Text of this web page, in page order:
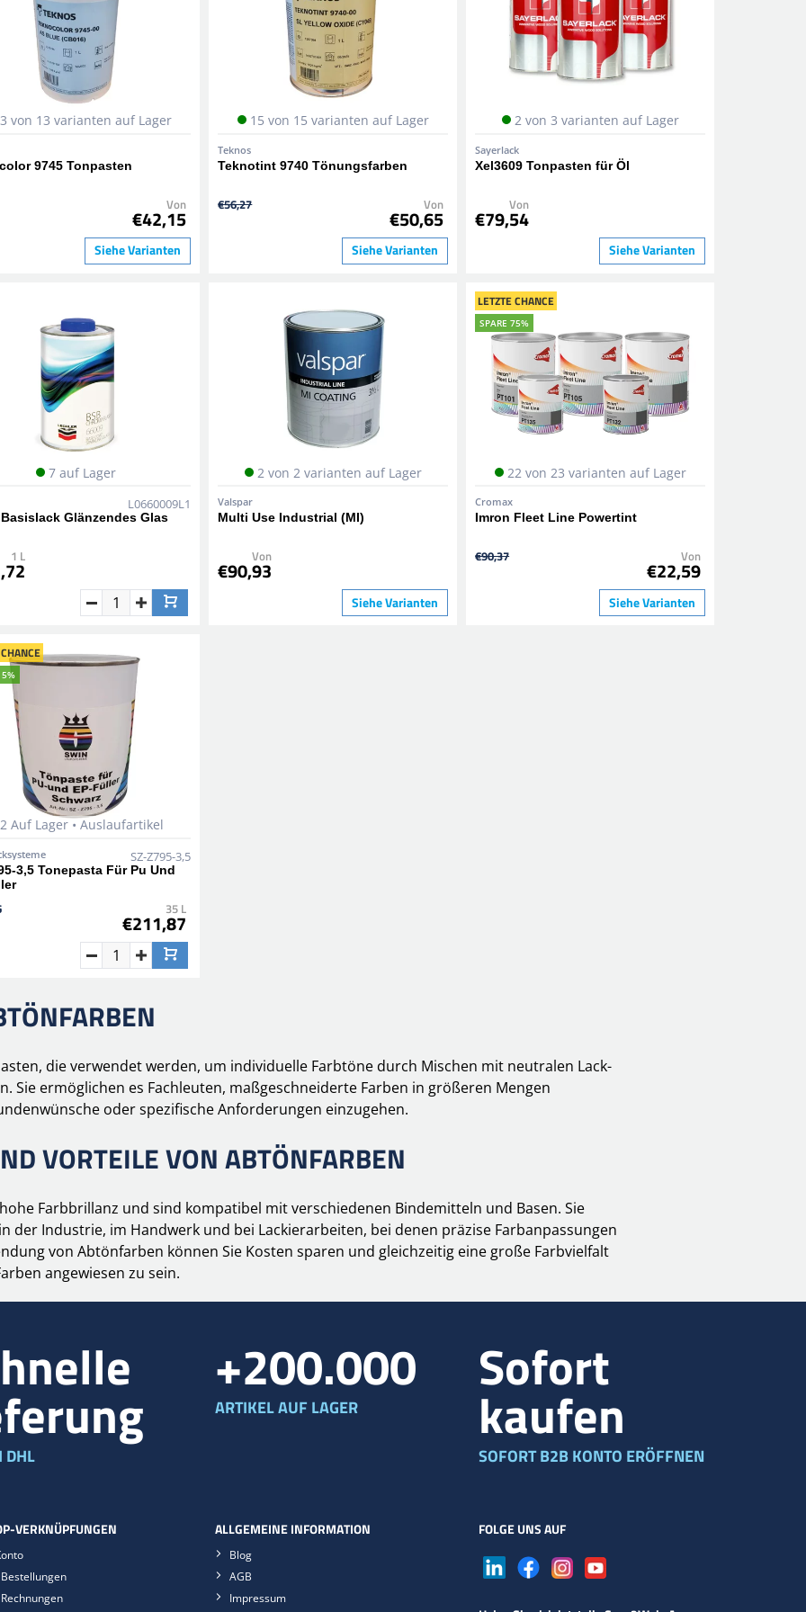
von 13 varianten auf Lager
9745 Tonpasten
Von
€42,15
Siehe Varianten
15 von 15 varianten auf Lager
Teknos
Teknotint 9740 Tönungsfarben
€56,27 Von
€50,65
Siehe Varianten
2 von 3 varianten auf Lager
Sayerlack
Xel3609 Tonpasten für Öl
Von
€79,54
Siehe Varianten
7 auf Lager
L0660009L1
Glänzendes Glas
1 L
2 von 2 varianten auf Lager
Valspar
Multi Use Industrial (MI)
Von
€90,93
Siehe Varianten
LETZTE CHANCE
SPARE 75%
22 von 23 varianten auf Lager
Cromax
Imron Fleet Line Powertint
€90,37 Von
€22,59
Siehe Varianten
2 Auf Lager • Auslaufartikel
SZ-Z795-3,5
3,5 Tonepasta Für Pu Und
35 L
€211,87
die verwendet werden, um individuelle Farbtöne durch Mischen mit neutralen Lack-
Sie ermöglichen es Fachleuten, maßgeschneiderte Farben in größeren Mengen
oder spezifische Anforderungen einzugehen.
VORTEILE VON ABTÖNFARBEN
Farbbrillanz und sind kompatibel mit verschiedenen Bindemitteln und Basen. Sie
der Industrie, im Handwerk und bei Lackierarbeiten, bei denen präzise Farbanpassungen
von Abtönfarben können Sie Kosten sparen und gleichzeitig eine große Farbvielfalt
angewiesen zu sein.
DHL
+200.000
ARTIKEL AUF LAGER
Sofort
kaufen
SOFORT B2B KONTO ERÖFFNEN
VERKNÜPFUNGEN ALLGEMEINE INFORMATION
Blog
AGB
Impressum
FOLGE UNS AUF